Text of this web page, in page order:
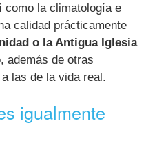
como la climatología e
calidad prácticamente
o la Antigua Iglesia
, además de otras
las de la vida real.
igualmente